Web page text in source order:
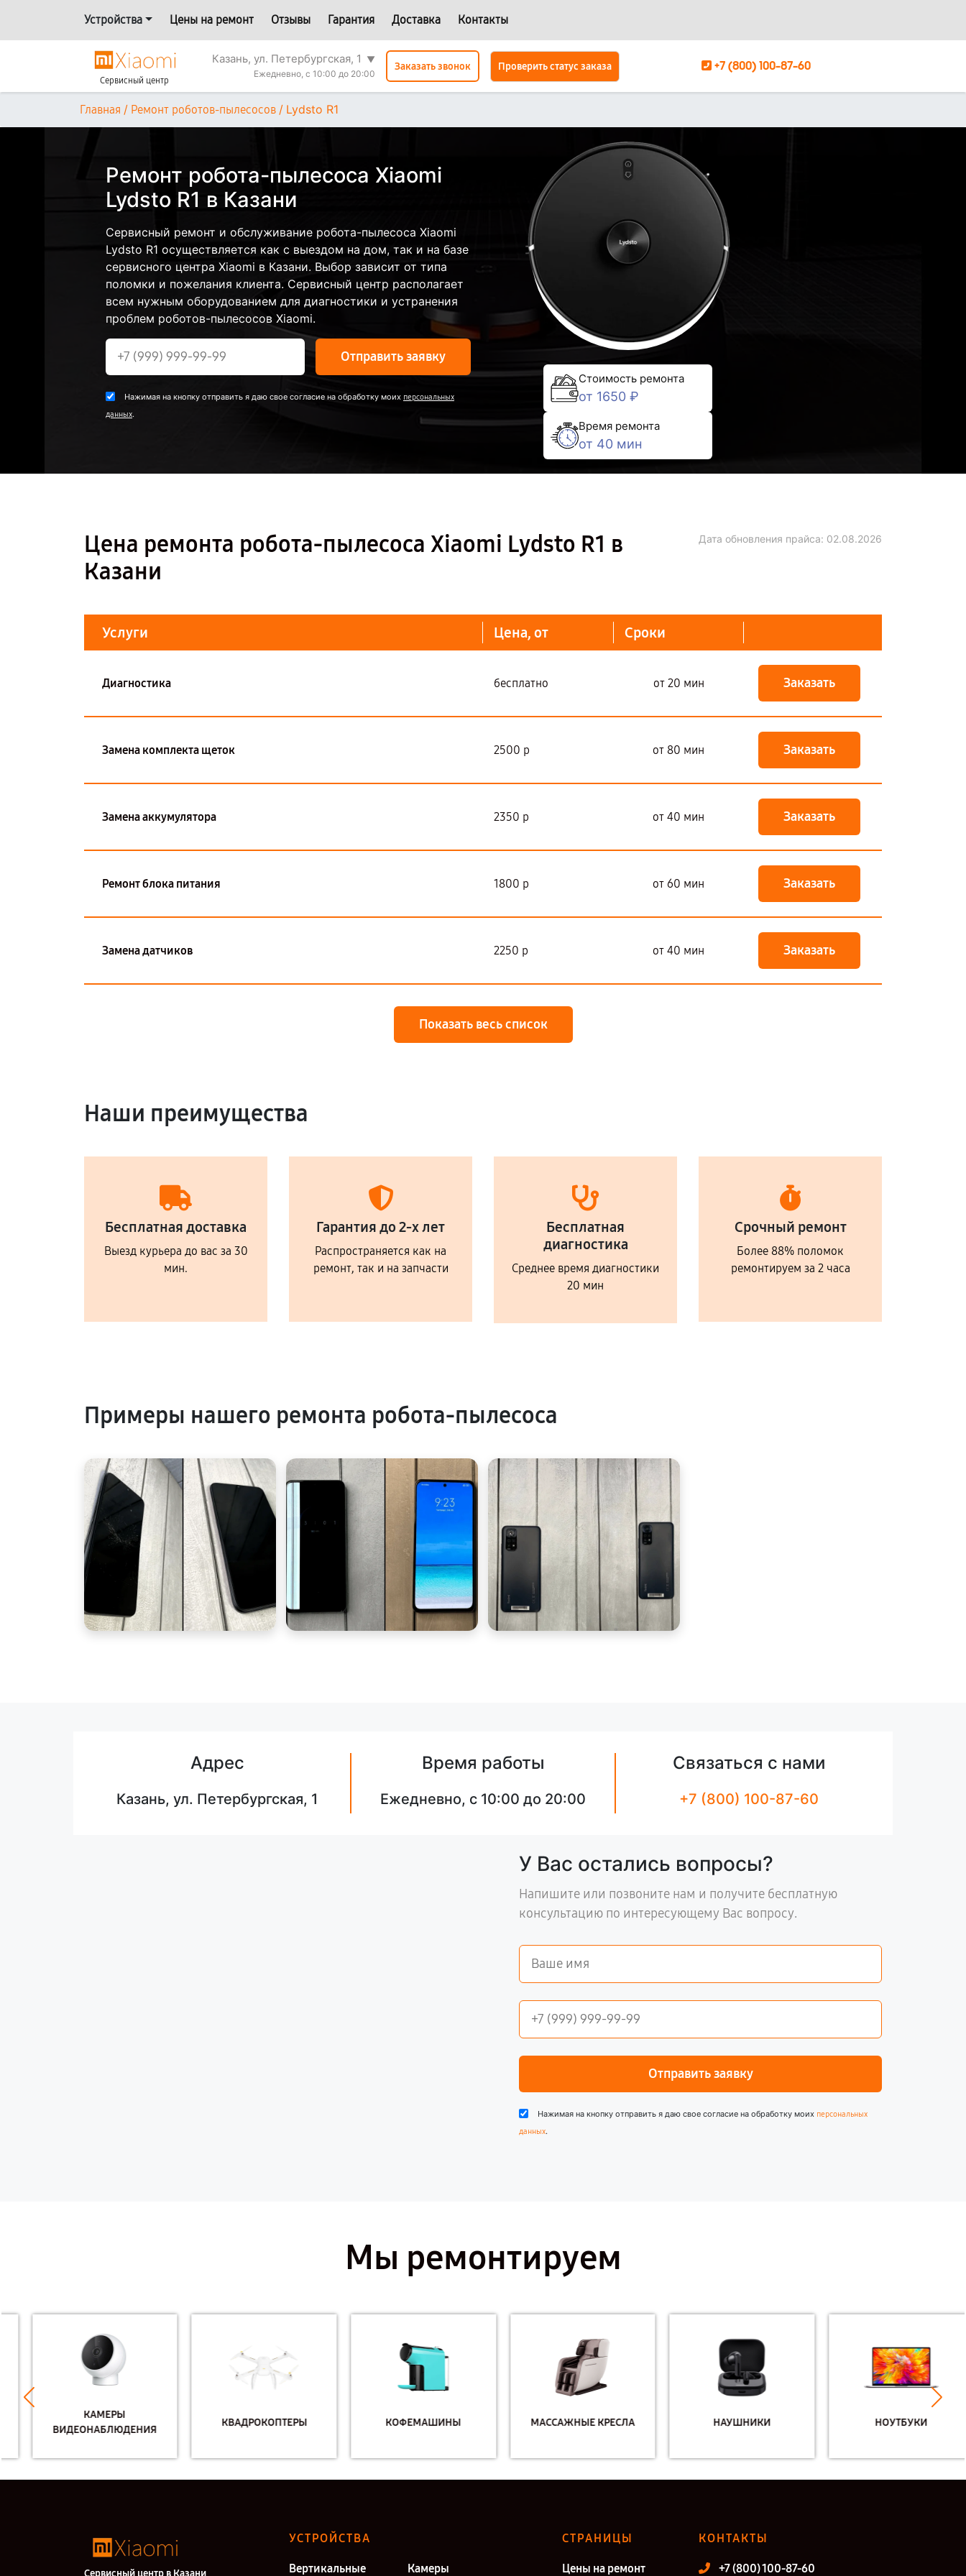
Устройства Цены на ремонт Отзывы Гарантия Доставка Контакты
Сервисный центр
Казань, ул. Петербургская, 1
▼
Ежедневно, с 10:00 до 20:00
Заказать звонок Проверить статус заказа +7 (800) 100-87-60
Главная / Ремонт роботов-пылесосов / Lydsto R1
Ремонт робота-пылесоса Xiaomi
Lydsto R1 в Казани
Сервисный ремонт и обслуживание робота-пылесоса Xiaomi
Lydsto R1 осуществляется как с выездом на дом, так и на базе
сервисного центра Xiaomi в Казани. Выбор зависит от типа
поломки и пожелания клиента. Сервисный центр располагает
всем нужным оборудованием для диагностики и устранения
проблем роботов-пылесосов Xiaomi.
Отправить заявку
Нажимая на кнопку отправить я даю свое согласие на обработку моих персональных
данных.
Стоимость ремонта
от 1650 ₽
Время ремонта
от 40 мин
Цена ремонта робота-пылесоса Xiaomi Lydsto R1 в
Казани
Дата обновления прайса: 02.08.2026
Услуги Цена, от Сроки
Диагностика бесплатно от 20 мин Заказать
Замена комплекта щеток 2500 р от 80 мин Заказать
Замена аккумулятора 2350 р от 40 мин Заказать
Ремонт блока питания 1800 р от 60 мин Заказать
Замена датчиков 2250 р от 40 мин Заказать
Показать весь список
Наши преимущества
Бесплатная доставка
Выезд курьера до вас за 30
мин.
Гарантия до 2-х лет
Распространяется как на
ремонт, так и на запчасти
Бесплатная
диагностика
Среднее время диагностики
20 мин
Срочный ремонт
Более 88% поломок
ремонтируем за 2 часа
Примеры нашего ремонта робота-пылесоса
Адрес
Казань, ул. Петербургская, 1
Время работы
Ежедневно, с 10:00 до 20:00
Связаться с нами
+7 (800) 100-87-60
У Вас остались вопросы?
Напишите или позвоните нам и получите бесплатную
консультацию по интересующему Вас вопросу.
Отправить заявку
Нажимая на кнопку отправить я даю свое согласие на обработку моих персональных
данных.
Мы ремонтируем
КАМЕРЫ
ВИДЕОНАБЛЮДЕНИЯ
КВАДРОКОПТЕРЫ КОФЕМАШИНЫ МАССАЖНЫЕ КРЕСЛА НАУШНИКИ НОУТБУКИ
Сервисный центр в Казани
УСТРОЙСТВА
Вертикальные Камеры
СТРАНИЦЫ
Цены на ремонт
КОНТАКТЫ
+7 (800) 100-87-60